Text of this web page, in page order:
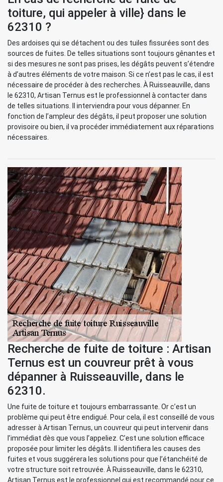
toiture, qui appeler à ville} dans le
62310 ?
Des ardoises qui se détachent ou des tuiles fissurées sont des
sources de fuites. De telles situations sont toujours gênantes et
si des mesures ne sont pas prises, les dégâts peuvent s’étendre
à d’autres éléments de votre maison. Si ce n’est pas le cas, il est
nécessaire de procéder à des recherches. À Ruisseauville, dans
le 62310, Artisan Ternus est le professionnel à contacter dans
de telles situations. Il interviendra pour vous dépanner. En
fonction de l’ampleur des dégâts, il peut proposer une solution
provisoire ou bien, il va procéder immédiatement aux réparations
nécessaires.
Recherche de fuite de toiture : Artisan
Ternus est un couvreur prêt à vous
dépanner à Ruisseauville, dans le
62310.
Une fuite de toiture et toujours embarrassante. Or c’est un
problème qui peut être endigué. Pour cela, il est conseillé de vous
adresser à Artisan Ternus, un couvreur qui peut intervenir dans
l’immédiat dès que vous l’appeliez. C’est une solution efficace
proposée pour limiter les dégâts. Il identifiera les causes des
fuites et vous suggérera les solutions pour que l’étanchéité de
votre structure soit retrouvée. À Ruisseauville, dans le 62310,
Artisan Ternus est le professionnel qui est recommandé pour ce